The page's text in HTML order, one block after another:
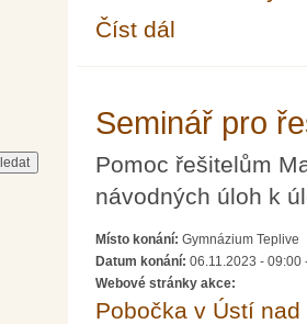
Číst dál
Seminář pro
Pomoc řešitelům
návodných úloh k
Místo konání: Gymnázium Teplive
Datum konání: 06.11.2023 - 09:00
Webové stránky akce:
Pobočka v Ústí nad